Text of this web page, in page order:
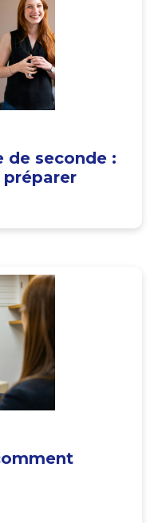
de seconde :
préparer